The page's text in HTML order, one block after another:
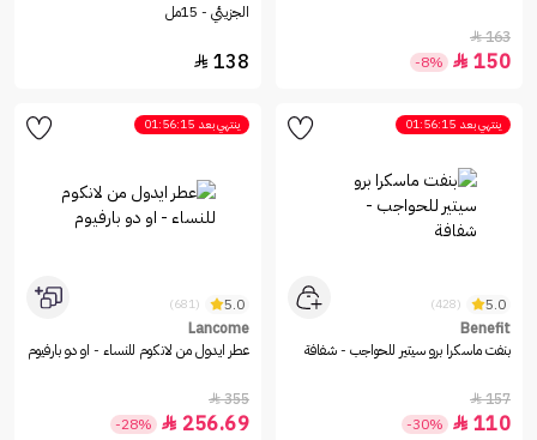
163

150

-8%
الجزيئي - 15مل
138

ينتهي بعد 01:56:15
5.0
(428)
Benefit
بنفت ماسكرا برو سيتير للحواجب - شفافة
157

110

-30%
ينتهي بعد 01:56:15
5.0
(681)
Lancome
عطر ايدول من لانكوم للنساء - او دو بارفيوم
355

256.69

-28%